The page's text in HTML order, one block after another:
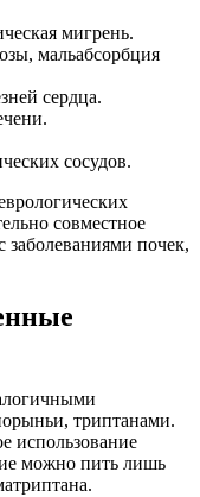
мигрень.
мальабсорбция
сердца.
сосудов.
совместное
заболеваниями почек,
триптанами.
использование
можно пить лишь